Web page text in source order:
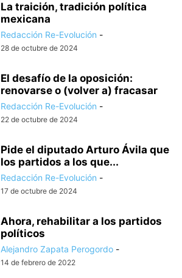
La traición, tradición política
mexicana
Redacción Re-Evolución -
28 de octubre de 2024
El desafío de la oposición:
renovarse o (volver a) fracasar
Redacción Re-Evolución -
22 de octubre de 2024
Pide el diputado Arturo Ávila que
los partidos a los que...
Redacción Re-Evolución -
17 de octubre de 2024
Ahora, rehabilitar a los partidos
políticos
Alejandro Zapata Perogordo -
14 de febrero de 2022